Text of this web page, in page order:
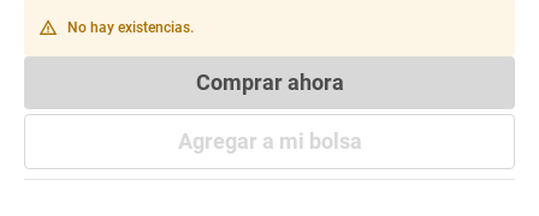
warning_amber No hay existencias.
Comprar ahora
Agregar a mi bolsa